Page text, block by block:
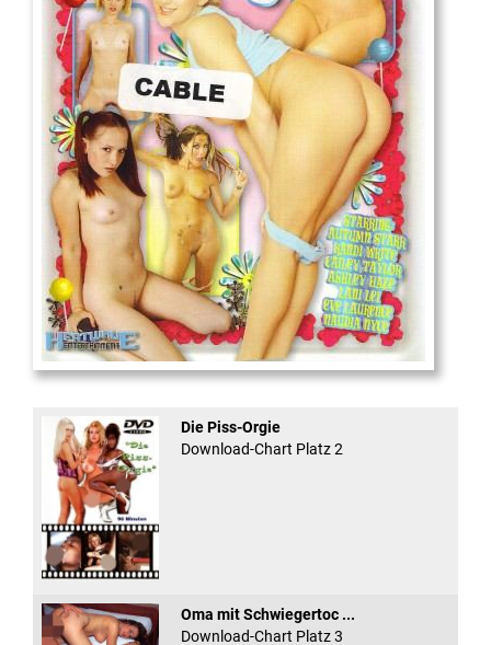
And Confused #8 - ...
Die Piss-Orgie
Download-Chart Platz 2
Oma mit Schwiegertoc ...
Download-Chart Platz 3